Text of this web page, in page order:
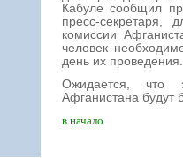
Кабуле сообщил
пресс-секретаря,
комиссии
человек
день их проведения.
Ожидается, что
Афганистана будут
в начало